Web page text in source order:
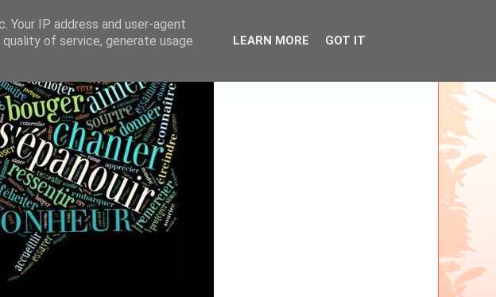
IP address and user-agent
of service, generate usage
LEARN MORE GOT IT